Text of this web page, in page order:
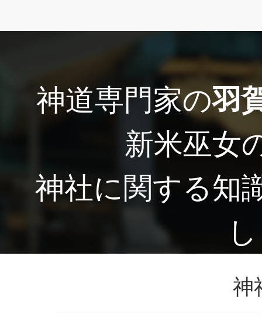
神道専門家の羽
新米巫女
神社に関する知
神